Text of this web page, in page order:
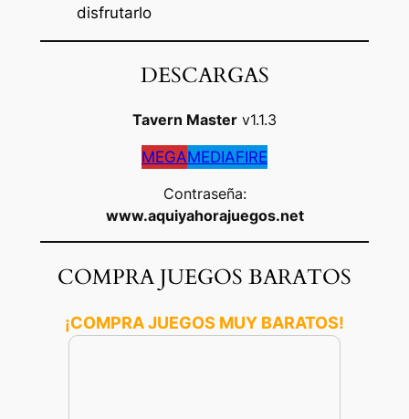
disfrutarlo
DESCARGAS
Tavern Master v1.1.3
MEGAMEDIAFIRE
Contraseña:
www.aquiyahorajuegos.net
COMPRA JUEGOS BARATOS
¡COMPRA JUEGOS MUY BARATOS!